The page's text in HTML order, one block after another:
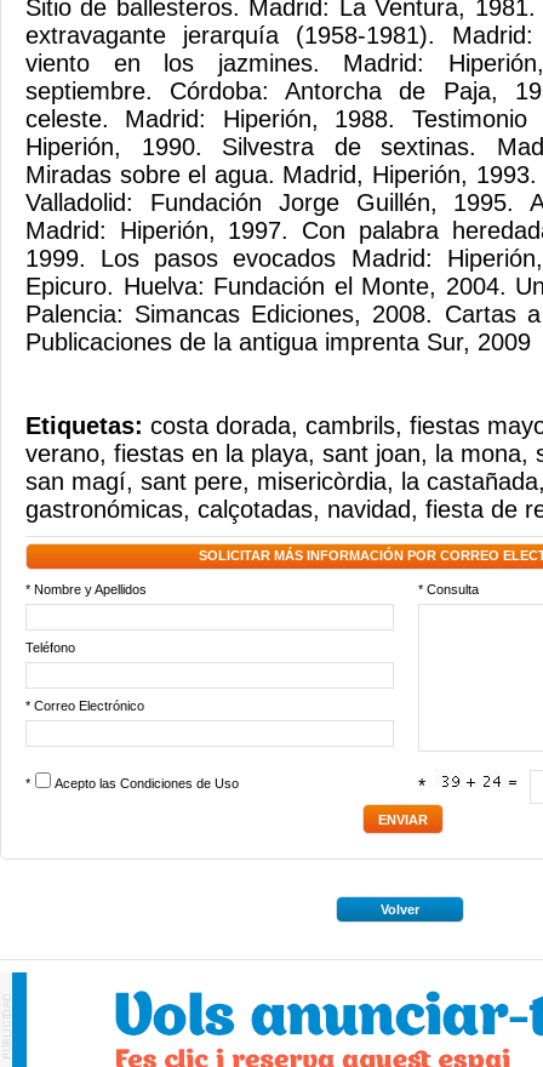
Sitio de ballesteros. Madrid: La Ventura,
extravagante jerarquía (1958-1981).
viento en los jazmines. Madrid:
septiembre. Córdoba: Antorcha de Paja,
celeste. Madrid: Hiperión, 1988.
Hiperión, 1990. Silvestra de sextinas.
Miradas sobre el agua. Madrid, Hiperión,
Valladolid: Fundación Jorge Guillén, 1995.
Madrid: Hiperión, 1997. Con palabra
1999. Los pasos evocados Madrid:
Epicuro. Huelva: Fundación el Monte, 2004.
Palencia: Simancas Ediciones, 2008. Cartas
Publicaciones de la antigua imprenta Sur, 2009
Etiquetas: costa dorada, cambrils, fiestas
verano, fiestas en la playa, sant joan, la mona,
san magí, sant pere, misericòrdia, la castañada
gastronómicas, calçotadas, navidad, fiesta de
SOLICITAR MÁS INFORMACIÓN POR CORREO
* Nombre y Apellidos * Consulta
Teléfono
* Correo Electrónico
* Acepto las Condiciones de Uso *
Volver